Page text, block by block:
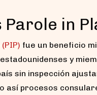
Parole in
fue un beneficio
y
sin inspección
así procesos